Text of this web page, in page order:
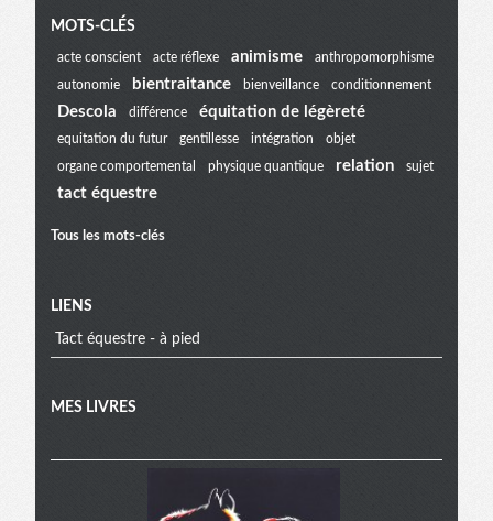
Menu
extra
MOTS-CLÉS
acte conscient acte réflexe animisme anthropomorphisme
autonomie bientraitance bienveillance conditionnement
Descola différence équitation de légèreté
equitation du futur gentillesse intégration objet
organe comportemental physique quantique relation sujet
tact équestre
Tous les mots-clés
LIENS
Tact équestre - à pied
MES LIVRES